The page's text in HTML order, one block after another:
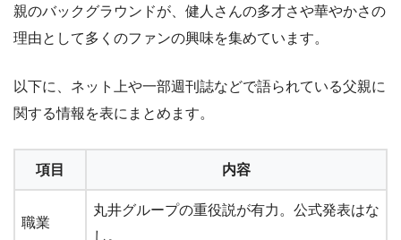
親のバックグラウンドが、健人さんの多才さや華やかさの
理由として多くのファンの興味を集めています。
以下に、ネット上や一部週刊誌などで語られている父親に
関する情報を表にまとめます。
項目 内容
職業
丸井グループの重役説が有力。公式発表はな
し。